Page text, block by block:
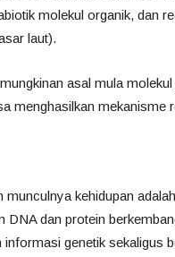
molekul organik, dan
laut).
asal mula
menghasilkan mekanisme
kehidupan
dan protein
genetik sekaligus